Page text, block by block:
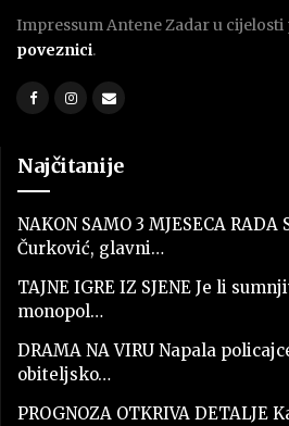
Impressum Antene Zadar u cijelosti
poveznici.
Najčitanije
NAKON SAMO 3 MJESECA
Čurković, glavni…
TAJNE IGRE IZ SJENE Je li
monopol…
DRAMA NA VIRU Napala
obiteljsko…
PROGNOZA OTKRIVA DETALJE